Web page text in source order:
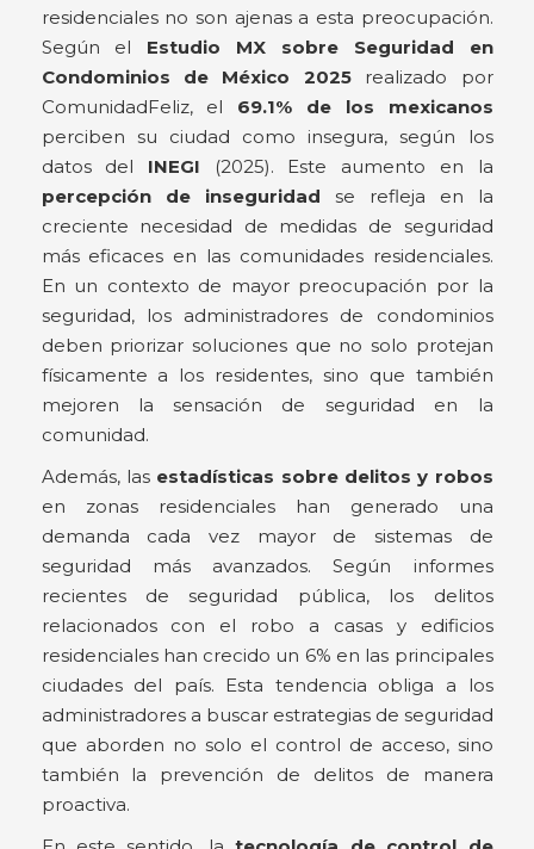
residenciales no son ajenas a esta preocupación.
Según el Estudio MX sobre Seguridad en
Condominios de México 2025realizado por
ComunidadFeliz, el 69.1% de los mexicanos
perciben su ciudad como insegura, según los
datos del INEGI (2025). Este aumento en la
percepción de inseguridad se refleja en la
creciente necesidad de medidas de seguridad
más eficaces en las comunidades residenciales.
En un contexto de mayor preocupación por la
seguridad, los administradores de condominios
deben priorizar soluciones que no solo protejan
físicamente a los residentes, sino que también
mejoren la sensación de seguridad en la
comunidad.
Además, las estadísticas sobre delitos y robos
en zonas residenciales han generado una
demanda cada vez mayor de sistemas de
seguridad más avanzados. Según informes
recientes de seguridad pública, los delitos
relacionados con el robo a casas y edificios
residenciales han crecido un 6% en las principales
ciudades del país. Esta tendencia obliga a los
administradores a buscar estrategias de seguridad
que aborden no solo el control de acceso, sino
también la prevención de delitos de manera
proactiva.